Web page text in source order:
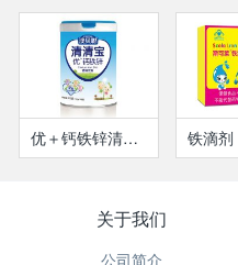
优＋钙铁锌清清宝 铁滴剂
关于我们
公司简介